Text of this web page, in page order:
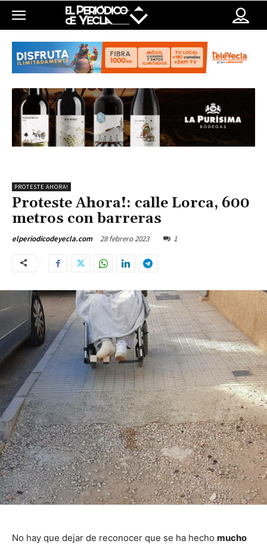
PROTESTE AHORA!
Proteste Ahora!: calle Lorca, 600
metros con barreras
elperiodicodeyecla.com 28 febrero 2023 1
No hay que dejar de reconocer que se ha hecho mucho